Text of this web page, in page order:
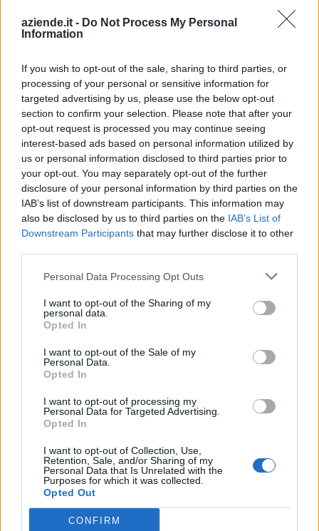
aziende.it - Do Not Process My Personal
Information
If you wish to opt-out of the sale, sharing to third parties, or
processing of your personal or sensitive information for
targeted advertising by us, please use the below opt-out
section to confirm your selection. Please note that after your
opt-out request is processed you may continue seeing
interest-based ads based on personal information utilized by
us or personal information disclosed to third parties prior to
your opt-out. You may separately opt-out of the further
disclosure of your personal information by third parties on the
IAB’s list of downstream participants. This information may
also be disclosed by us to third parties on the IAB’s List of
Downstream Participants that may further disclose it to other
Personal Data Processing Opt Outs
I want to opt-out of the Sharing of my
personal data.
Opted In
I want to opt-out of the Sale of my
Personal Data.
Opted In
I want to opt-out of processing my
Personal Data for Targeted Advertising.
Opted In
I want to opt-out of Collection, Use,
Retention, Sale, and/or Sharing of my
Personal Data that Is Unrelated with the
Purposes for which it was collected.
Opted Out
CONFIRM
Endine Gaiano (94)
Fara Gera d'Adda (118)
Fara Olivana con Sola (27)
Filago (50)
Fino del Monte (14)
Fiorano al Serio (59)
Fontanella (84)
Fonteno (2)
Foresto Sparso (51)
Fuipiano Valle Imagna (3)
Gaverina Terme (10)
Ghisalba (128)
Gorle (182)